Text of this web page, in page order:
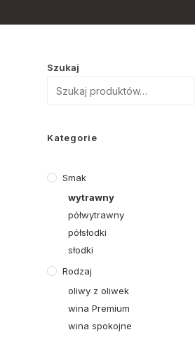
Szukaj
Kategorie
Smak
wytrawny
półwytrawny
półsłodki
słodki
Rodzaj
oliwy z oliwek
wina Premium
wina spokojne